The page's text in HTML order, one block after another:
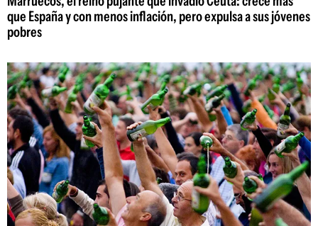
que España y con menos inflación, pero expulsa a sus jóvenes
pobres